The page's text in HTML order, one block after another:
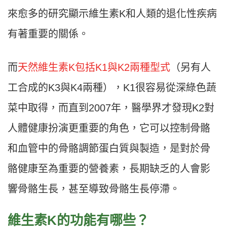
來愈多的研究顯示維生素K和人類的退化性疾病
有著重要的關係。
而天然維生素K包括K1與K2兩種型式 （另有人
工合成的K3與K4兩種），K1很容易從深綠色蔬
菜中取得，而直到2007年，醫學界才發現K2對
人體健康扮演更重要的角色，它可以控制骨骼
和血管中的骨骼調節蛋白質與製造，是對於骨
骼健康至為重要的營養素，長期缺乏的人會影
響骨骼生長，甚至導致骨骼生長停滯。
維生素K的功能有哪些？